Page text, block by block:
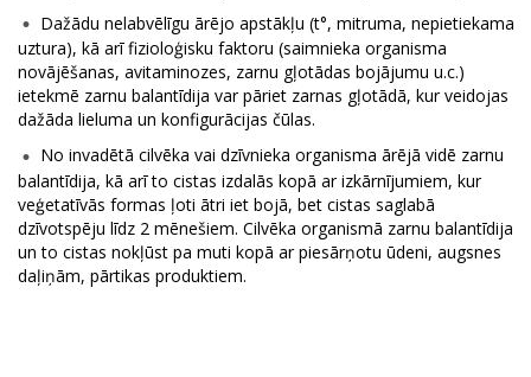
Dažādu nelabvēlīgu ārējo apstākļu (t°, mitruma, nepietiekama
uztura), kā arī fizioloģisku faktoru (saimnieka organisma
novājēšanas, avitaminozes, zarnu gļotādas bojājumu u.c.)
ietekmē zarnu balantīdija var pāriet zarnas gļotādā, kur veidojas
dažāda lieluma un konfigurācijas čūlas.
No invadētā cilvēka vai dzīvnieka organisma ārējā vidē zarnu
balantīdija, kā arī to cistas izdalās kopā ar izkārnījumiem, kur
veģetatīvās formas ļoti ātri iet bojā, bet cistas saglabā
dzīvotspēju līdz 2 mēnešiem. Cilvēka organismā zarnu balantīdija
un to cistas nokļūst pa muti kopā ar piesārņotu ūdeni, augsnes
daļiņām, pārtikas produktiem.